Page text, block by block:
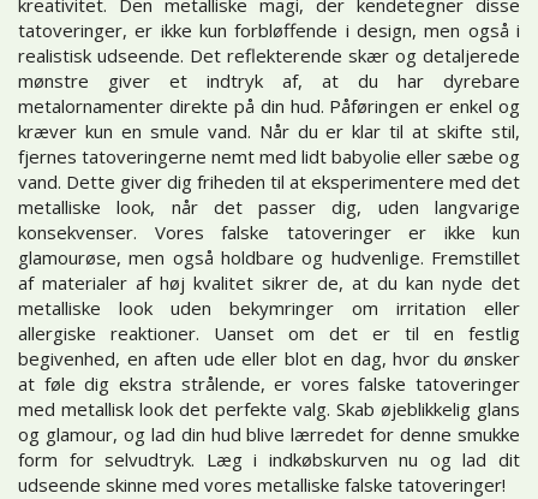
kreativitet. Den metalliske magi, der kendetegner disse
tatoveringer, er ikke kun forbløffende i design, men også i
realistisk udseende. Det reflekterende skær og detaljerede
mønstre giver et indtryk af, at du har dyrebare
metalornamenter direkte på din hud. Påføringen er enkel og
kræver kun en smule vand. Når du er klar til at skifte stil,
fjernes tatoveringerne nemt med lidt babyolie eller sæbe og
vand. Dette giver dig friheden til at eksperimentere med det
metalliske look, når det passer dig, uden langvarige
konsekvenser. Vores falske tatoveringer er ikke kun
glamourøse, men også holdbare og hudvenlige. Fremstillet
af materialer af høj kvalitet sikrer de, at du kan nyde det
metalliske look uden bekymringer om irritation eller
allergiske reaktioner. Uanset om det er til en festlig
begivenhed, en aften ude eller blot en dag, hvor du ønsker
at føle dig ekstra strålende, er vores falske tatoveringer
med metallisk look det perfekte valg. Skab øjeblikkelig glans
og glamour, og lad din hud blive lærredet for denne smukke
form for selvudtryk. Læg i indkøbskurven nu og lad dit
udseende skinne med vores metalliske falske tatoveringer!